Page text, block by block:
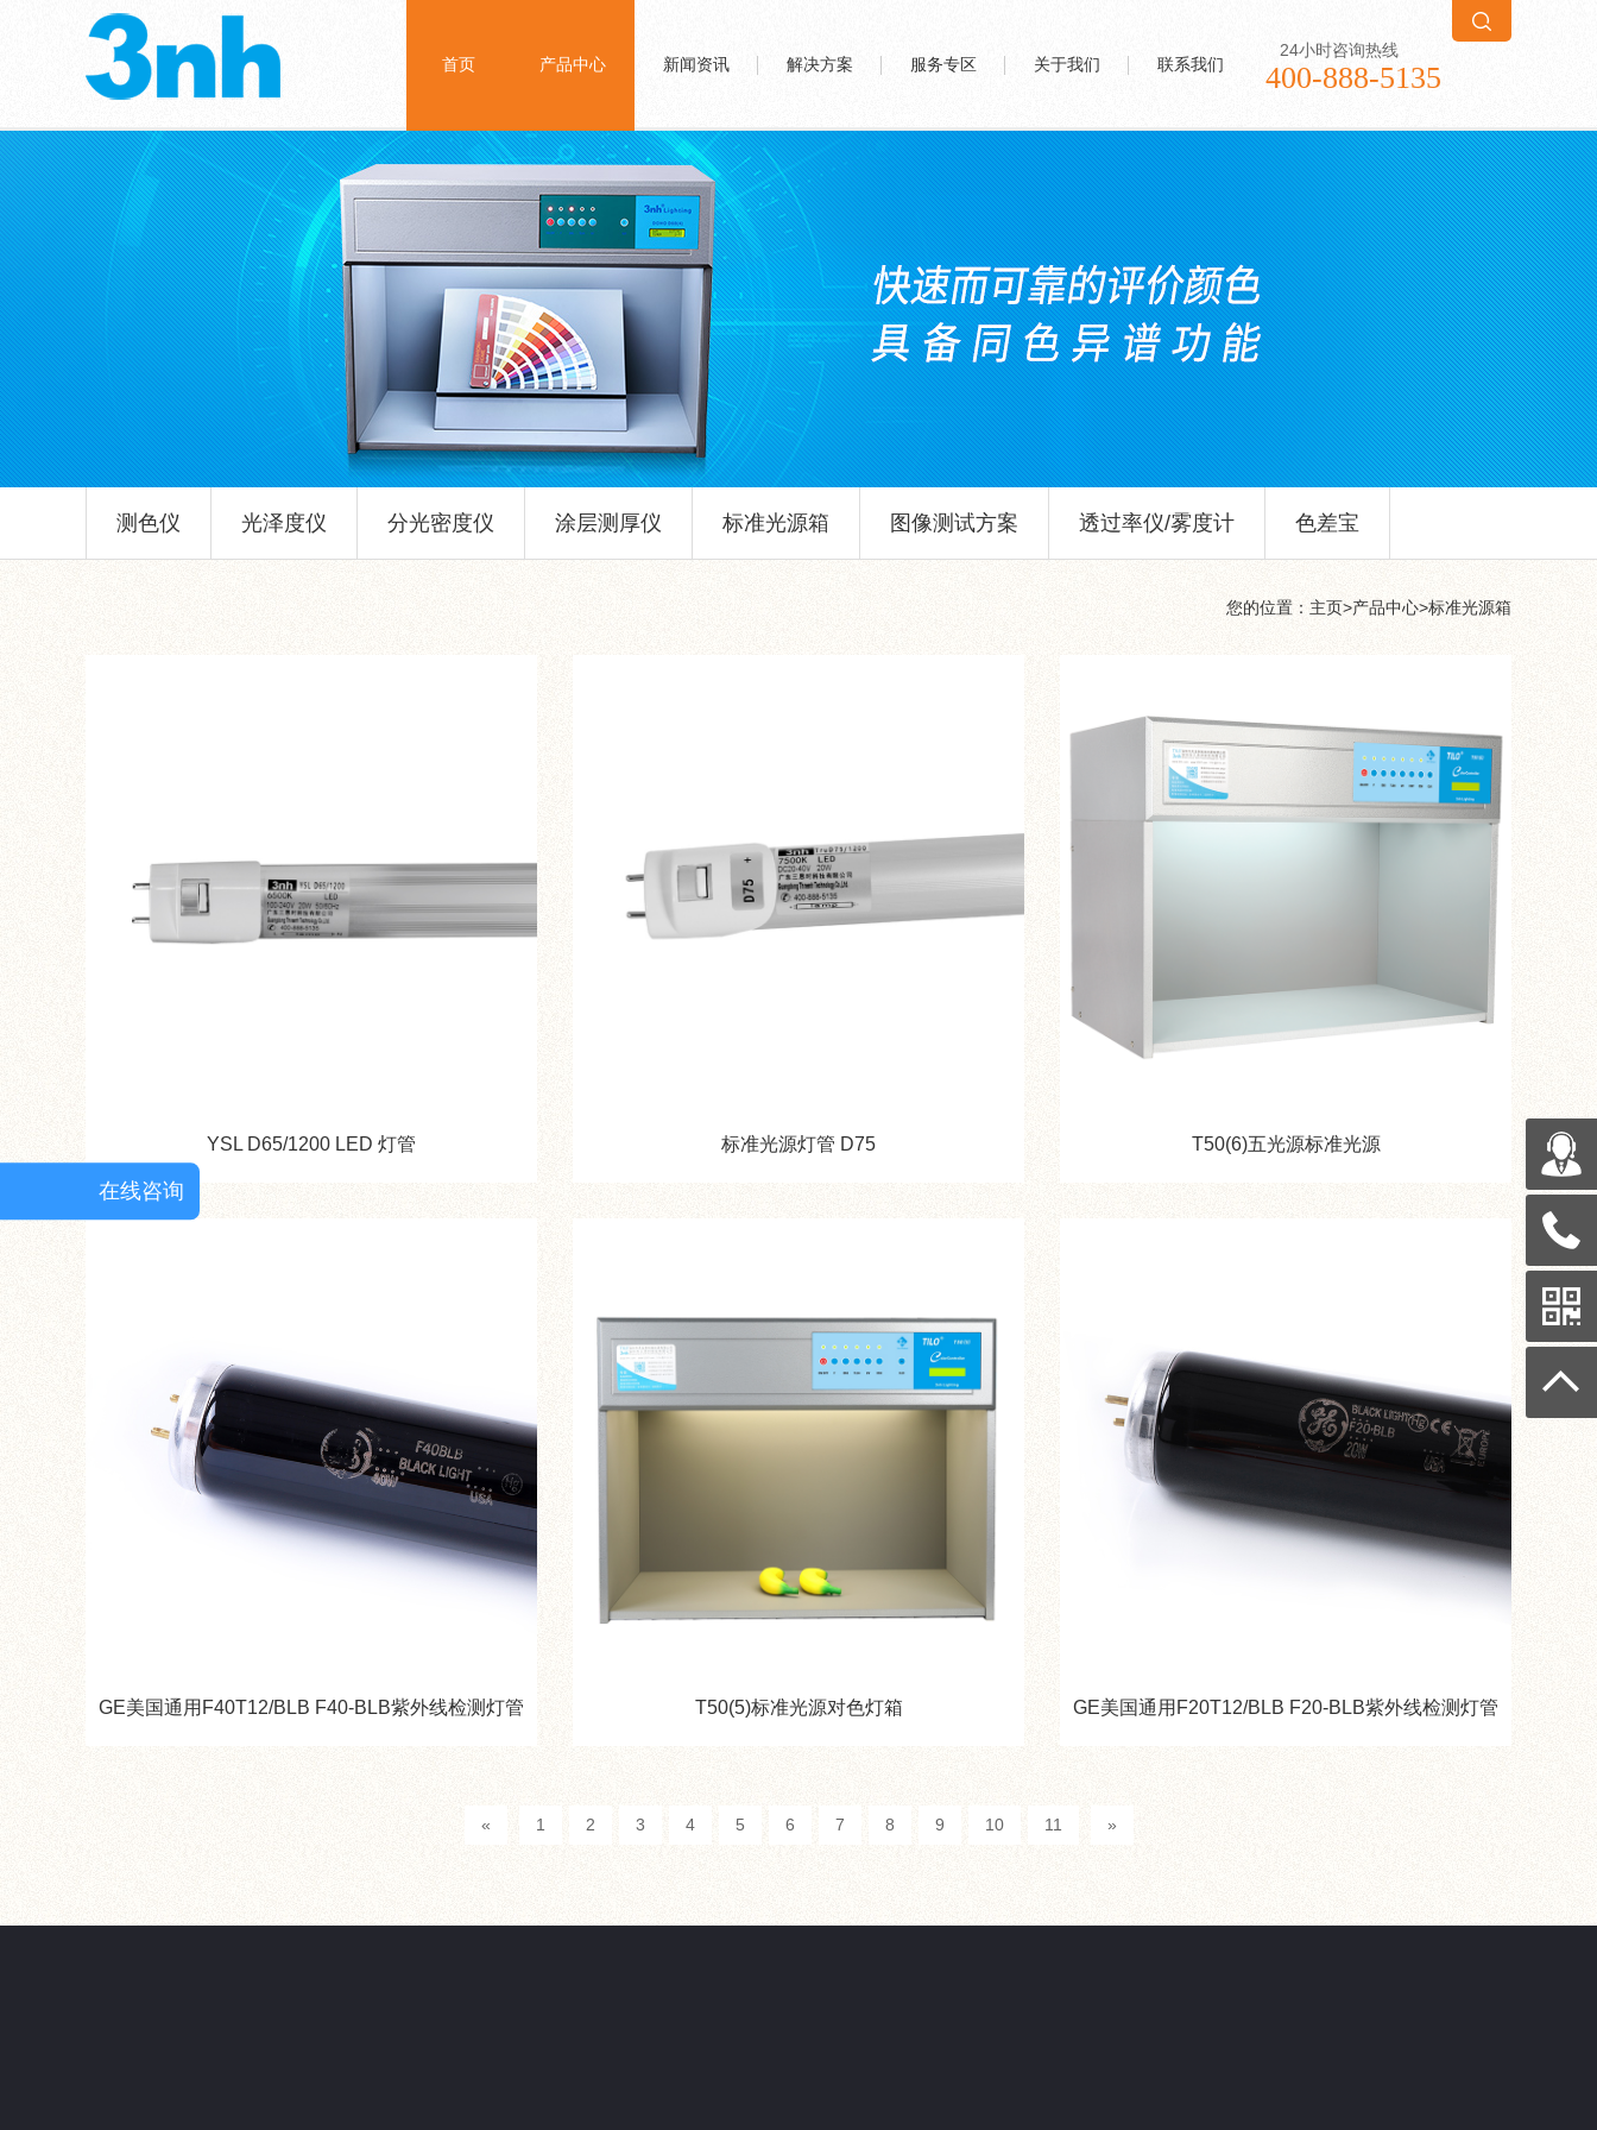
首页 产品中心 新闻资讯 解决方案 服务专区 关于我们 联系我们
24小时咨询热线
400-888-5135
测色仪 光泽度仪 分光密度仪 涂层测厚仪 标准光源箱 图像测试方案 透过率仪/雾度计 色差宝
您的位置： 主页>产品中心>标准光源箱
YSL D65/1200 LED 灯管 标准光源灯管 D75 T50(6)五光源标准光源
GE美国通用F40T12/BLB F40-BLB紫外线检测灯管 T50(5)标准光源对色灯箱 GE美国通用F20T12/BLB F20-BLB紫外线检测灯管
« 1 2 3 4 5 6 7 8 9 10 11 »
在线咨询